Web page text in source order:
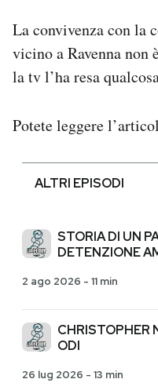
Entra
La convivenza con la
vicino a Ravenna non
la tv l’ha resa
Potete leggere
ALTRI EPISODI
STORIA DI UN
DETENZIONE
2 ago 2026 - 11 min
CHRISTOPHER
ODI
26 lug 2026 - 13 min